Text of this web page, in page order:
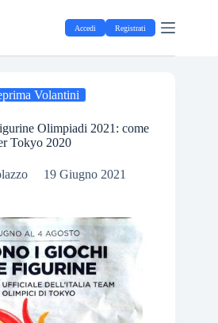
Accedi Registrati
Volantini
Olimpiadi 2021: come
Tokyo 2020
19 Giugno 2021